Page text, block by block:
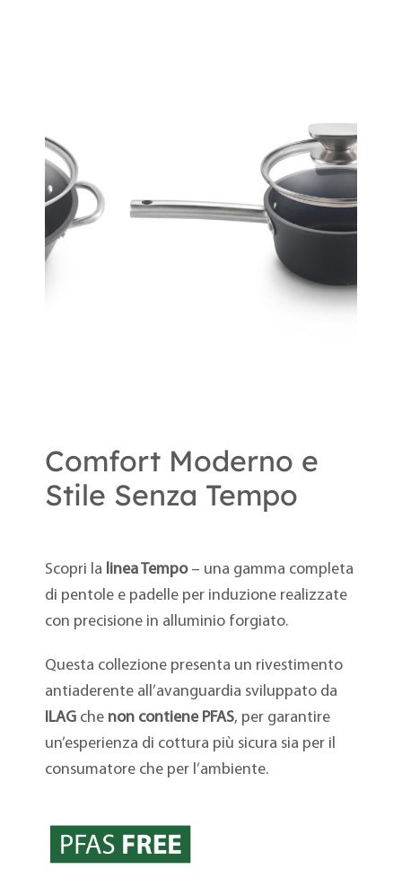
Comfort Moderno e
Stile Senza Tempo
Scopri la linea Tempo– una gamma completa
di pentole e padelle per induzione realizzate
con precisione in alluminio forgiato.
Questa collezione presenta un rivestimento
antiaderente all’avanguardia sviluppato da
ILAGche non contiene PFAS, per garantire
un’esperienza di cottura più sicura sia per il
consumatore che per l’ambiente.